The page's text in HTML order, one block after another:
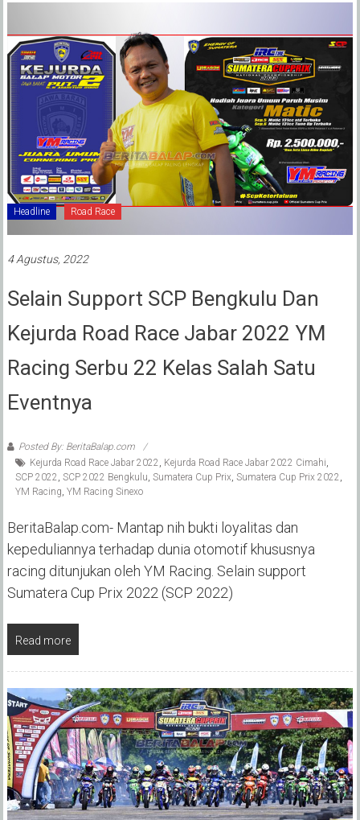
Headline Road Race
4 Agustus, 2022
Selain Support SCP Bengkulu Dan
Kejurda Road Race Jabar 2022 YM
Racing Serbu 22 Kelas Salah Satu
Eventnya
Posted By: BeritaBalap.com
Kejurda Road Race Jabar 2022
Kejurda Road Race Jabar 2022 Cimahi
SCP 2022 SCP 2022 Bengkulu Sumatera Cup Prix Sumatera Cup Prix 2022
YM Racing YM Racing Sinexo
BeritaBalap.com- Mantap nih bukti loyalitas dan
kepeduliannya terhadap dunia otomotif khususnya
racing ditunjukan oleh YM Racing. Selain support
Sumatera Cup Prix 2022 (SCP 2022)
Read more